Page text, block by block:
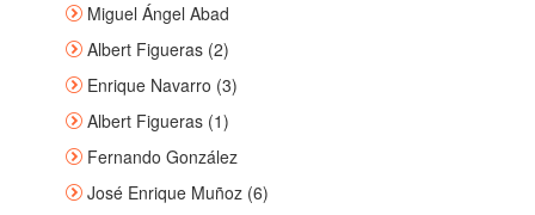
Miguel Ángel Abad
Albert Figueras (2)
Enrique Navarro (3)
Albert Figueras (1)
Fernando González
José Enrique Muñoz (6)